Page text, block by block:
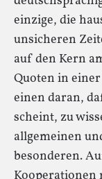
einzige, die
unsicheren
auf den Kern
Quoten in
einen daran,
scheint, zu
allgemeinen
besonderen.